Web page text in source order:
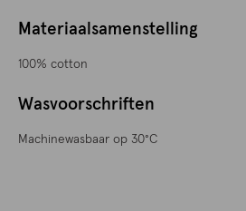
Materiaalsamenstelling
100% cotton
Wasvoorschriften
Machinewasbaar op 30°C